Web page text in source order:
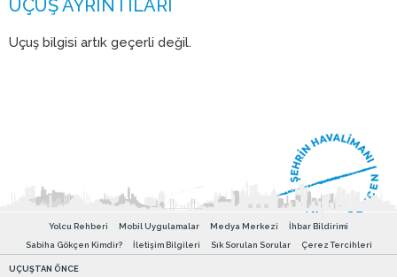
Uçuş bilgisi artık geçerli değil.
Yolcu Rehberi Mobil Uygulamalar Medya Merkezi
İhbar Bildirimi
Sabiha Gökçen Kimdir?
İletişim Bilgileri Sık Sorulan Sorular Çerez Tercihleri
UÇUŞTAN ÖNCE